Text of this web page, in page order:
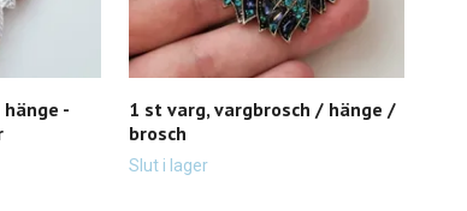
-
1 st varg, vargbrosch / hänge /
brosch
Slut i lager